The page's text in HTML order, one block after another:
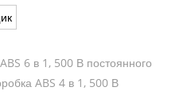
6 в 1, 500 В постоянного
ABS 4 в 1, 500 В